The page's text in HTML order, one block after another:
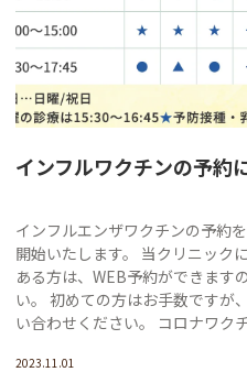
インフルワクチンの予約
インフルエンザワクチンの予約
開始いたします。 当クリニック
ある方は、WEB予約ができます
い。 初めての方はお手数ですが
い合わせください。 コロナワク
2023.11.01